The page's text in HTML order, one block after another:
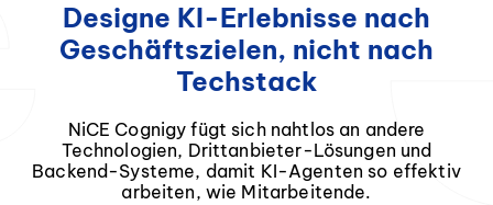
Designe KI-Erlebnisse nach
Geschäftszielen, nicht nach
Techstack
NiCE Cognigy fügt sich nahtlos an andere
Technologien, Drittanbieter-Lösungen und
Backend-Systeme, damit KI-Agenten so effektiv
arbeiten, wie Mitarbeitende.